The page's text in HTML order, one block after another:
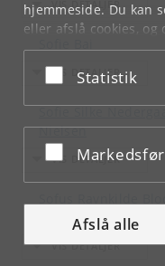
hjemmeside. Du kan
eller afslå cookies,
underCookie- og
bunden af hver side.
Acceptér eller
Statistik
Acceptér eller
Afslå alle
Sofie Silke
Nielsen
Jensen